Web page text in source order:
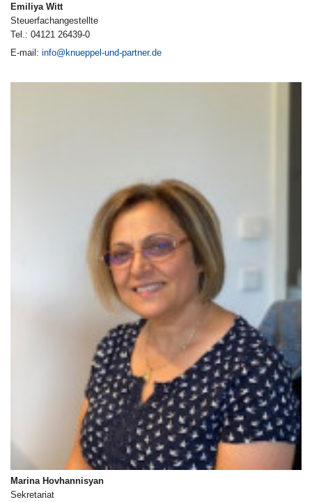
Emiliya Witt
Steuerfachangestellte
Tel.: 04121 26439-0
E-mail: info@knueppel-und-partner.de
Marina Hovhannisyan
Sekretariat